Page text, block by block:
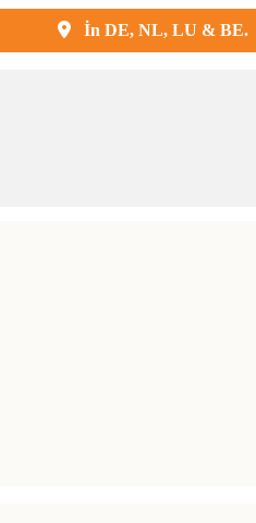
Kostenlose Lieferung und
İn DE, NL, LU & BE.